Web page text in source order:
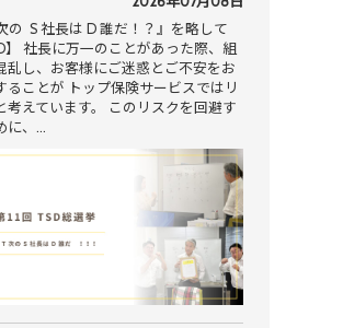
の S 社長は D 誰だ！？』を略して
】 社長に万一のことがあった際、組
乱し、お客様にご迷惑とご不安をお
ることが トップ保険サービスではリ
考えています。 このリスクを回避す
に、…